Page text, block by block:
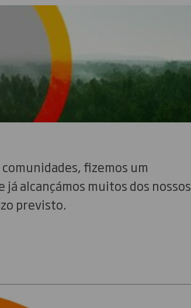
fizemos um
alcançámos muitos dos nossos
previsto.